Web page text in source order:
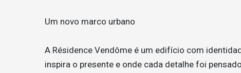
Um novo marco urbano
A Résidence Vendôme é um edifício com
inspira o presente e onde cada detalhe foi